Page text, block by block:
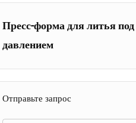
Пресс-форма для литья под
давлением
+ Пресс-форма для бытовой
ТВ-форма
Пресс-форма для бытовой
Отправьте запрос